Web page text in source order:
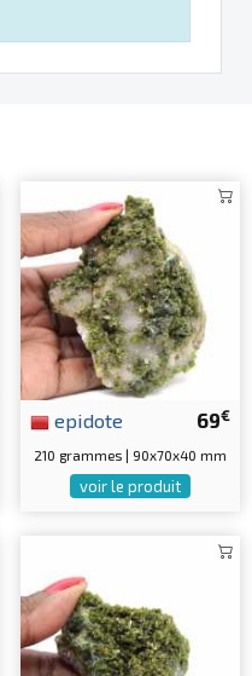
69€
epidote
210 grammes | 90x70x40 mm
voir le produit